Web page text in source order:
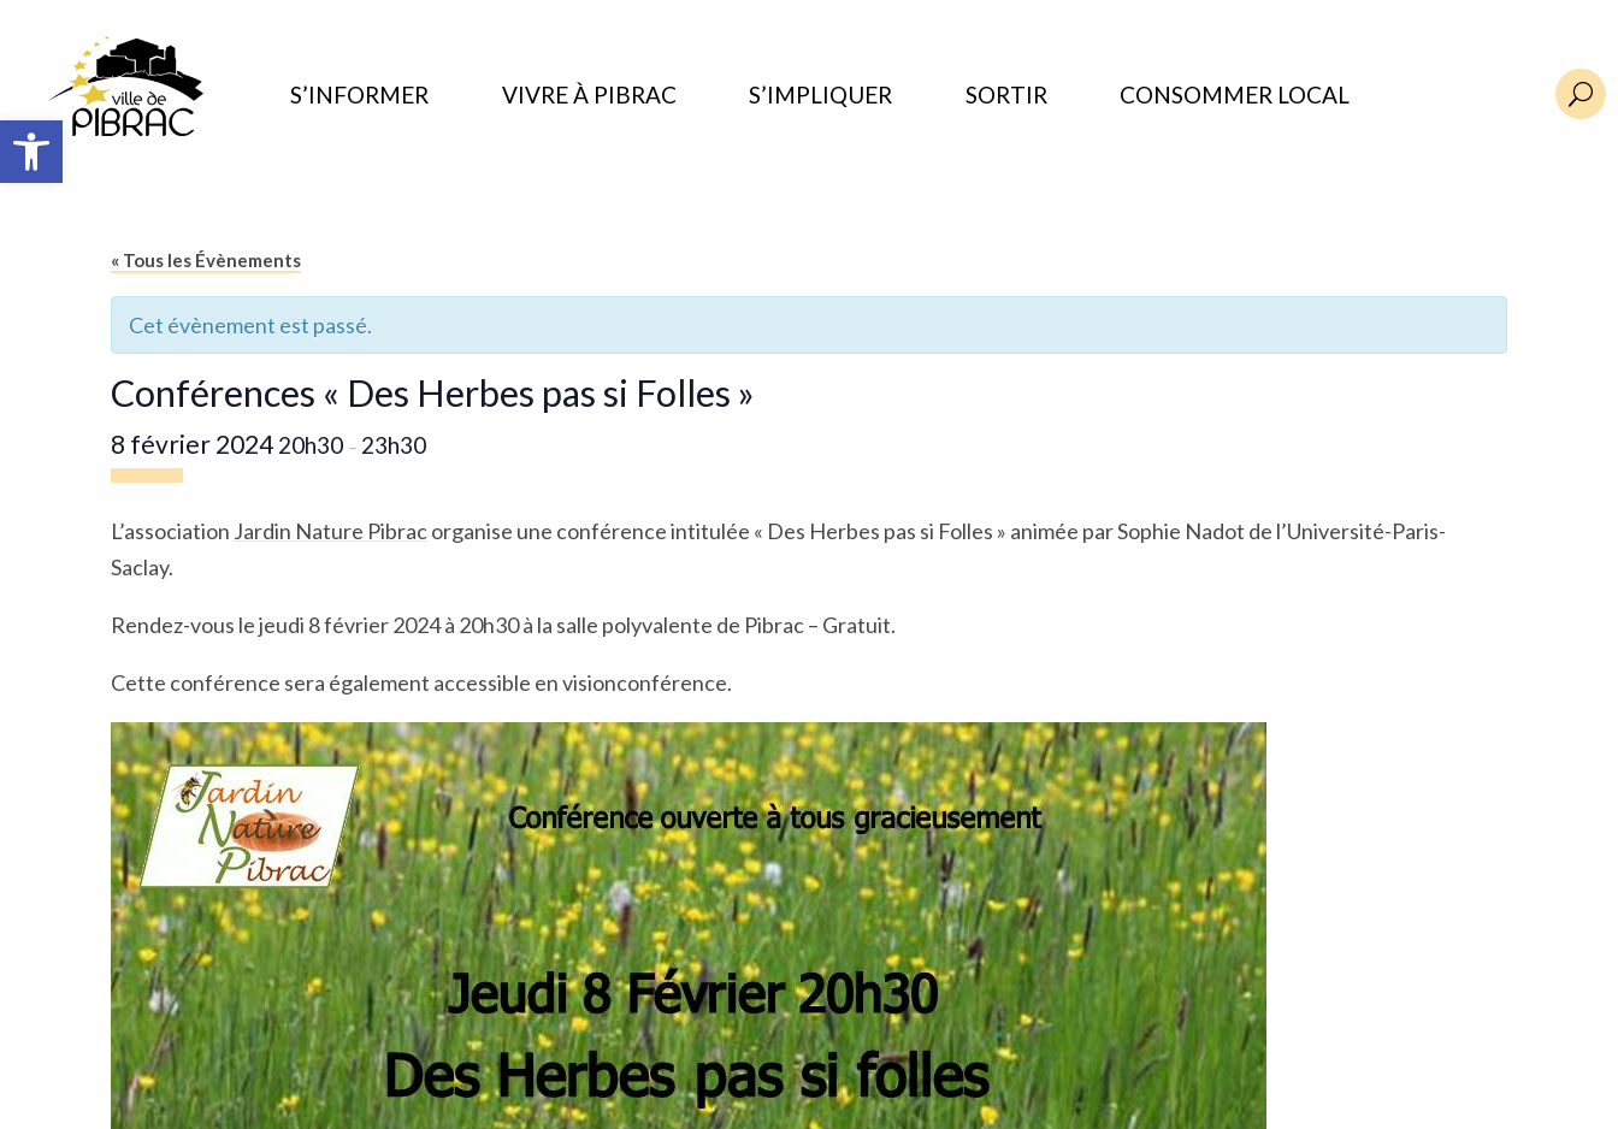
Ouvrir la barre d’outils
S’INFORMER VIVRE À PIBRAC S’IMPLIQUER SORTIR CONSOMMER LOCAL U
« Tous les Évènements
Cet évènement est passé.
Conférences « Des Herbes pas si Folles »
8 février 2024 20h30 – 23h30
L’association Jardin Nature Pibracorganise une conférence intitulée « Des Herbes pas si Folles » animée par Sophie Nadot de l’Université-Paris-
Saclay.
Rendez-vous le jeudi 8 février 2024 à 20h30 à la salle polyvalente de Pibrac – Gratuit.
Cette conférence sera également accessible en visionconférence.